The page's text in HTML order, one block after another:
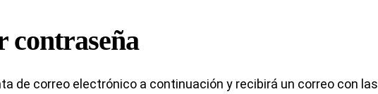
contraseña
de correo electrónico a continuación y recibirá un correo con las